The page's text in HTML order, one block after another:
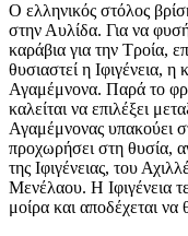
Ο ελληνικός στόλος
στην Αυλίδα. Για να
καράβια για την Τροία,
θυσιαστεί η Ιφιγένεια,
Αγαμέμνονα. Παρά το
καλείται να επιλέξει
Αγαμέμνονας υπακούει
προχωρήσει στη θυσία,
της Ιφιγένειας, του
Μενέλαου. Η Ιφιγένεια
μοίρα και αποδέχεται να